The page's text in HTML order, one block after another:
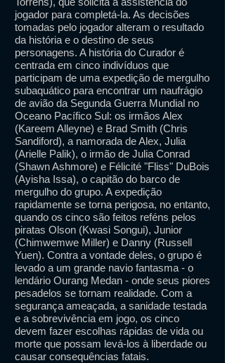
jogador para completá-la. As decisões
tomadas pelo jogador alteram o resultado
da história e o destino de seus
personagens. A história do Curador é
centrada em cinco indivíduos que
participam de uma expedição de mergulho
subaquático para encontrar um naufrágio
de avião da Segunda Guerra Mundial no
Oceano Pacífico Sul: os irmãos Alex
(Kareem Alleyne) e Brad Smith (Chris
Sandiford), a namorada de Alex, Julia
(Arielle Palik), o irmão de Julia Conrad
(Shawn Ashmore) e Félicité "Fliss" DuBois
(Ayisha Issa), o capitão do barco de
mergulho do grupo. A expedição
rapidamente se torna perigosa, no entanto,
quando os cinco são feitos reféns pelos
piratas Olson (Kwasi Songui), Junior
(Chimwemwe Miller) e Danny (Russell
Yuen). Contra a vontade deles, o grupo é
levado a um grande navio fantasma - o
lendário Ourang Medan - onde seus piores
pesadelos se tornam realidade. Com a
segurança ameaçada, a sanidade testada
e a sobrevivência em jogo, os cinco
devem fazer escolhas rápidas de vida ou
morte que possam levá-los à liberdade ou
causar consequências fatais.